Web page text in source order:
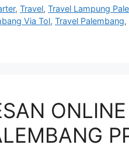
,Travel,Travel Lampung
Via Tol, Travel Palembang,